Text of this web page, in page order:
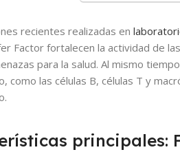
recientes realizadas en
Factor fortalecen la actividad de
para la salud. Al mismo
como las células B, células T y
principales: